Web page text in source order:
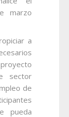
marzo
a
sector
de
pueda